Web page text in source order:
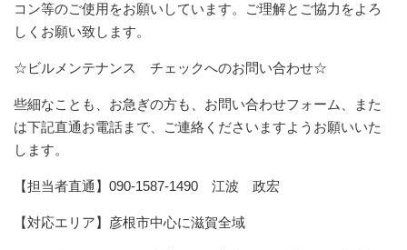
コン等のご使用をお願いしています。ご理解とご協力をよろ
しくお願い致します。
☆ビルメンテナンス チェックへのお問い合わせ☆
些細なことも、お急ぎの方も、お問い合わせフォーム、また
は下記直通お電話まで、ご連絡くださいますようお願いいた
します。
【担当者直通】090-1587-1490 江波 政宏
【対応エリア】彦根市中心に滋賀全域